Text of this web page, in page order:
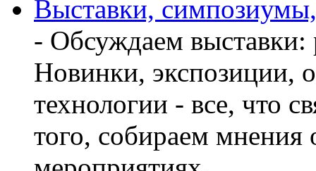
Выставки,
- Обсуждаем выставки:
Новинки, экспозиции,
технологии - все, что
того, собираем